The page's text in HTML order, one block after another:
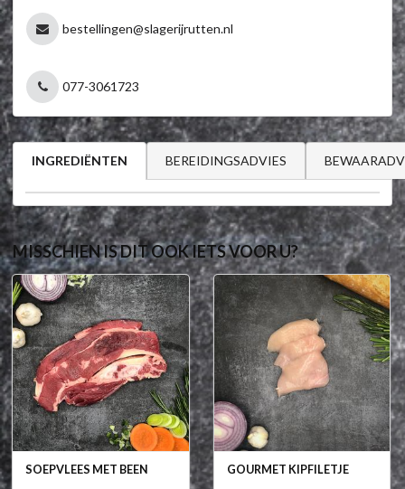
bestellingen@slagerijrutten.nl
077-3061723
INGREDIËNTEN BEREIDINGSADVIES
MISSCHIEN IS DIT OOK IETS VOOR U?
SOEPVLEES MET BEEN GOURMET KIPFILETJE